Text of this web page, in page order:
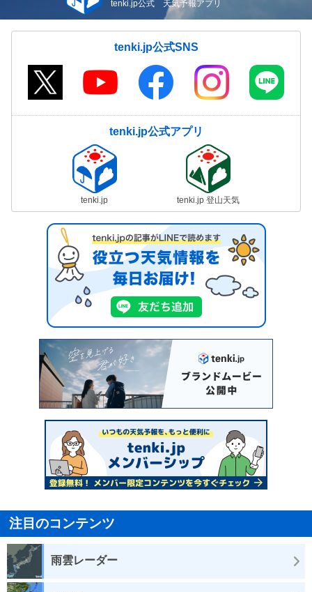
tenki.jp公式 天気予報アプリ
tenki.jp公式SNS
tenki.jp公式アプリ
tenki.jp tenki.jp 登山天気
注目のコンテンツ
雨雲レーダー